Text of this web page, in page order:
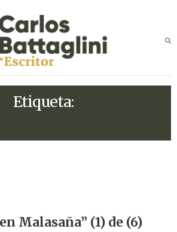
Etiqueta:
Malasaña” (1) de (6)